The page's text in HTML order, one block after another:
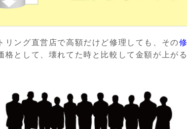
ング直営店で高額だけど修理しても、その
格として、壊れてた時と比較して金額が上が